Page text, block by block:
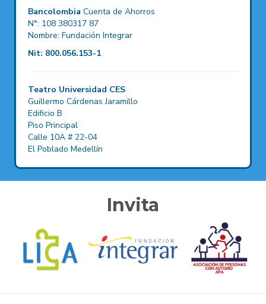
Bancolombia Cuenta de Ahorros
N°: 108 380317 87
Nombre: Fundación Integrar
Nit: 800.056.153-1
Teatro Universidad CES
Guillermo Cárdenas Jaramillo
Edificio B
Piso Principal
Calle 10A # 22-04
El Poblado Medellín
Invita